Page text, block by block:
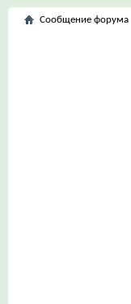
Сообщение форума